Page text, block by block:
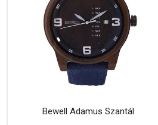
Bewell Adamus Szantál